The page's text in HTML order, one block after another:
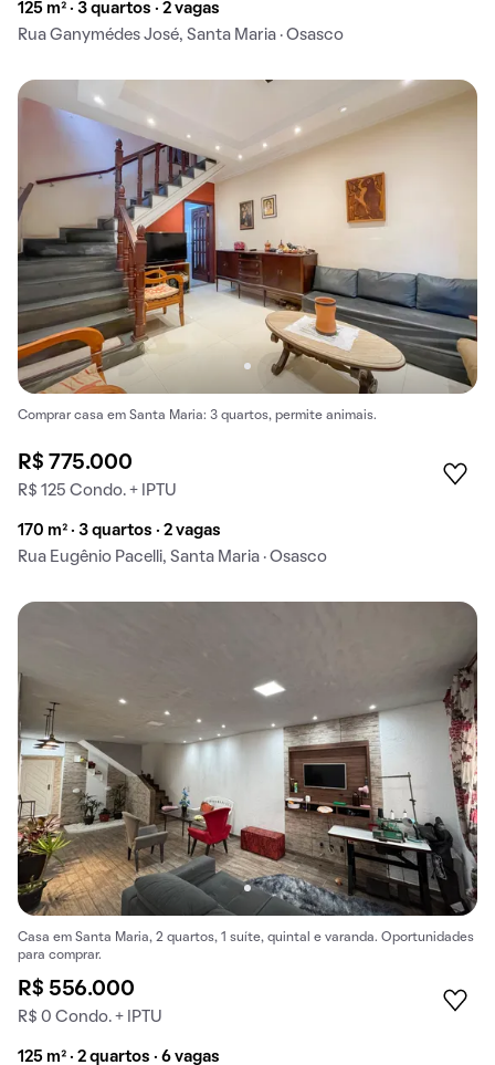
125 m² · 3 quartos · 2 vagas
Rua Ganymédes José, Santa Maria · Osasco
Comprar casa em Santa Maria: 3 quartos, permite animais.
R$ 775.000
R$ 125 Condo. + IPTU
170 m² · 3 quartos · 2 vagas
Rua Eugênio Pacelli, Santa Maria · Osasco
Casa em Santa Maria, 2 quartos, 1 suíte, quintal e varanda. Oportunidades
para comprar.
R$ 556.000
R$ 0 Condo. + IPTU
125 m² · 2 quartos · 6 vagas